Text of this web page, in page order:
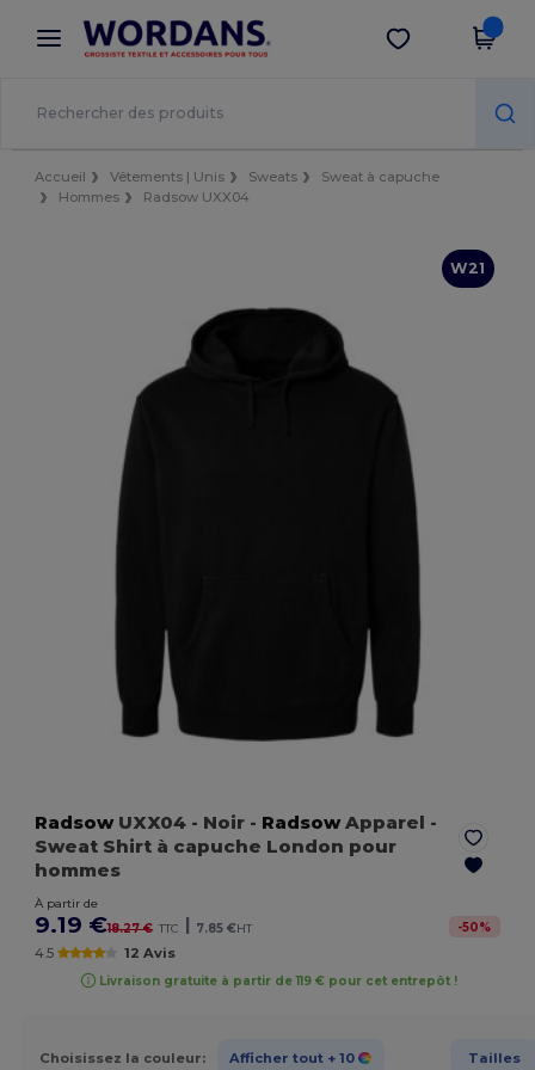
× Appli Wordans
Meilleurs prix sur l’app !
Obtenir l'appli
Accueil Vêtements | Unis Sweats
Sweat à capuche
Hommes
Radsow UXX04
W21
RadsowUXX04 - Noir - RadsowApparel -
Sweat Shirt à capuche London pour
hommes
À partir de
9.19 €18.27 € TTC | 7.85 €HT -50%
4.5 12 Avis
Livraison gratuite à partir de 119 € pour cet entrepôt !
Choisissez la couleur: Afficher tout + 10 Tailles